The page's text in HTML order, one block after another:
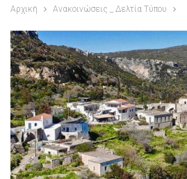
Αρχική Ανακοινώσεις _ Δελτία Τύπου